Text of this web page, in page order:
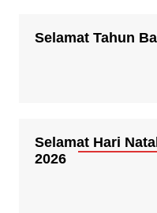
Selamat Tahun
Selamat Hari
2026